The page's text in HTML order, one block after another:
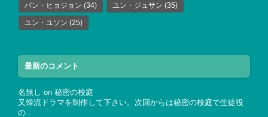
パン・ヒョジョン (34) ユン・ジュサン (35)
ユン・ユソン (25)
最新のコメント
名無し on 秘密の校庭
又韓流ドラマを制作して下さい。次回からは秘密の校庭で生徒役
の…